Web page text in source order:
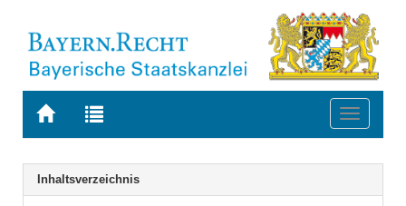
Zur
BAYERN.RECHT
Zur
letzten
Suche
Toggle
Navigation
Inhaltsverzeichnis